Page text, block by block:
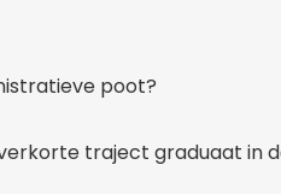
poot?
traject graduaat in